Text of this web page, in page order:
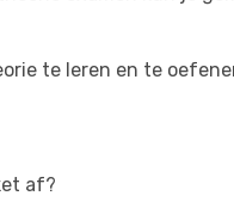
te leren en te
af?